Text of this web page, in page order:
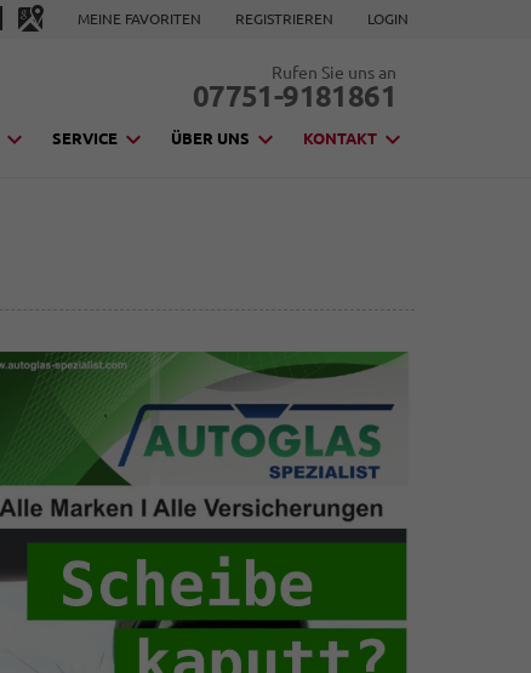
MEINE FAVORITEN REGISTRIEREN LOGIN
Rufen Sie uns an
07751-9181861
SERVICE ÜBER UNS KONTAKT